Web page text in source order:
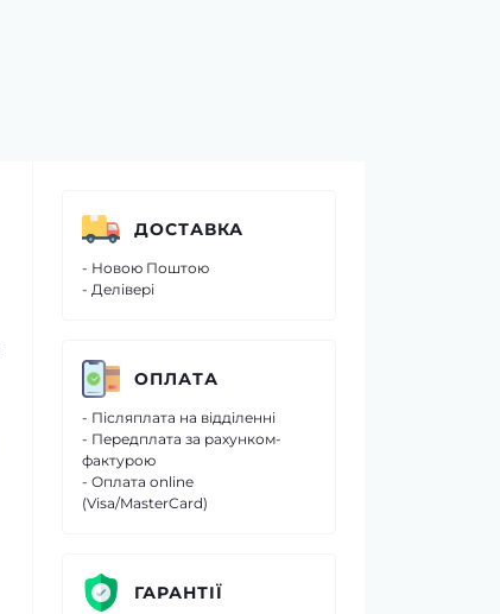
ДОСТАВКА
- Новою Поштою
- Делівері
ОПЛАТА
- Післяплата на відділенні
- Передплата за рахунком-
фактурою
- Оплата online
(Visa/MasterCard)
ГАРАНТІЇ